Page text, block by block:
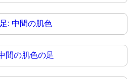
足: 中間の肌色
間の肌色の足